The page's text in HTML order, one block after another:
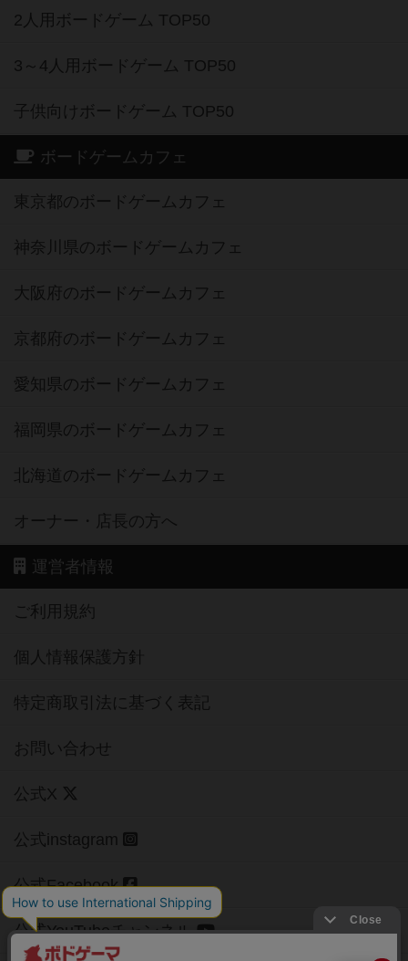
2人用ボードゲーム TOP50
3～4人用ボードゲーム TOP50
子供向けボードゲーム TOP50
ボードゲームカフェ
東京都のボードゲームカフェ
神奈川県のボードゲームカフェ
大阪府のボードゲームカフェ
京都府のボードゲームカフェ
愛知県のボードゲームカフェ
福岡県のボードゲームカフェ
北海道のボードゲームカフェ
オーナー・店長の方へ
運営者情報
ご利用規約
個人情報保護方針
特定商取引法に基づく表記
お問い合わせ
公式X
公式instagram
公式Facebook
公式YouTubeチャンネル